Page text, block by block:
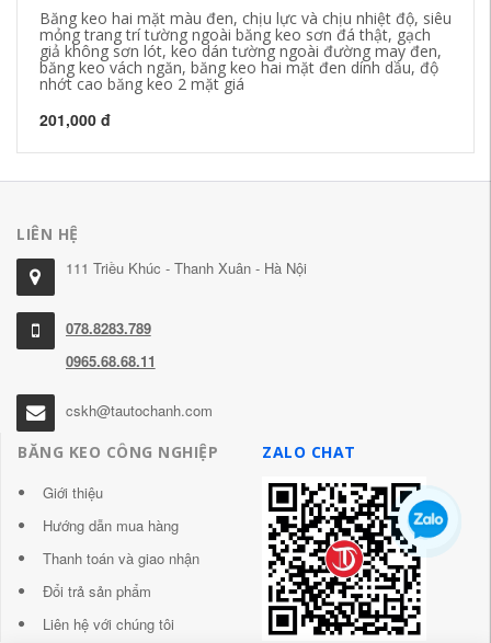
Băng keo hai mặt màu đen, chịu lực và chịu nhiệt độ, siêu
mỏng trang trí tường ngoài băng keo sơn đá thật, gạch
giả không sơn lót, keo dán tường ngoài đường may đen,
băng keo vách ngăn, băng keo hai mặt đen dính dầu, độ
nhớt cao băng keo 2 mặt giá
201,000 đ
LIÊN HỆ
111 Triều Khúc - Thanh Xuân - Hà Nội
078.8283.789
0965.68.68.11
cskh@tautochanh.com
BĂNG KEO CÔNG NGHIỆP
Giới thiệu
Hướng dẫn mua hàng
Thanh toán và giao nhận
Đổi trả sản phẩm
Liên hệ với chúng tôi
ZALO CHAT